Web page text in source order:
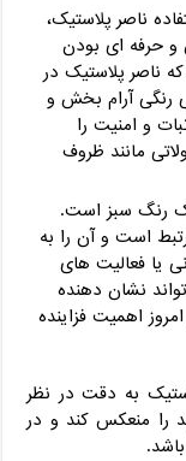
ناصر پلاستیک،
و حرفه ای بودن
ناصر پلاستیک در
رنگی آرام‌ بخش و
و امنیت را
مانند ظروف
رنگ سبز است.
است و آن را به
یا فعالیت های
نشان دهنده
اهمیت فزاینده
به دقت در نظر
را منعکس کند و در